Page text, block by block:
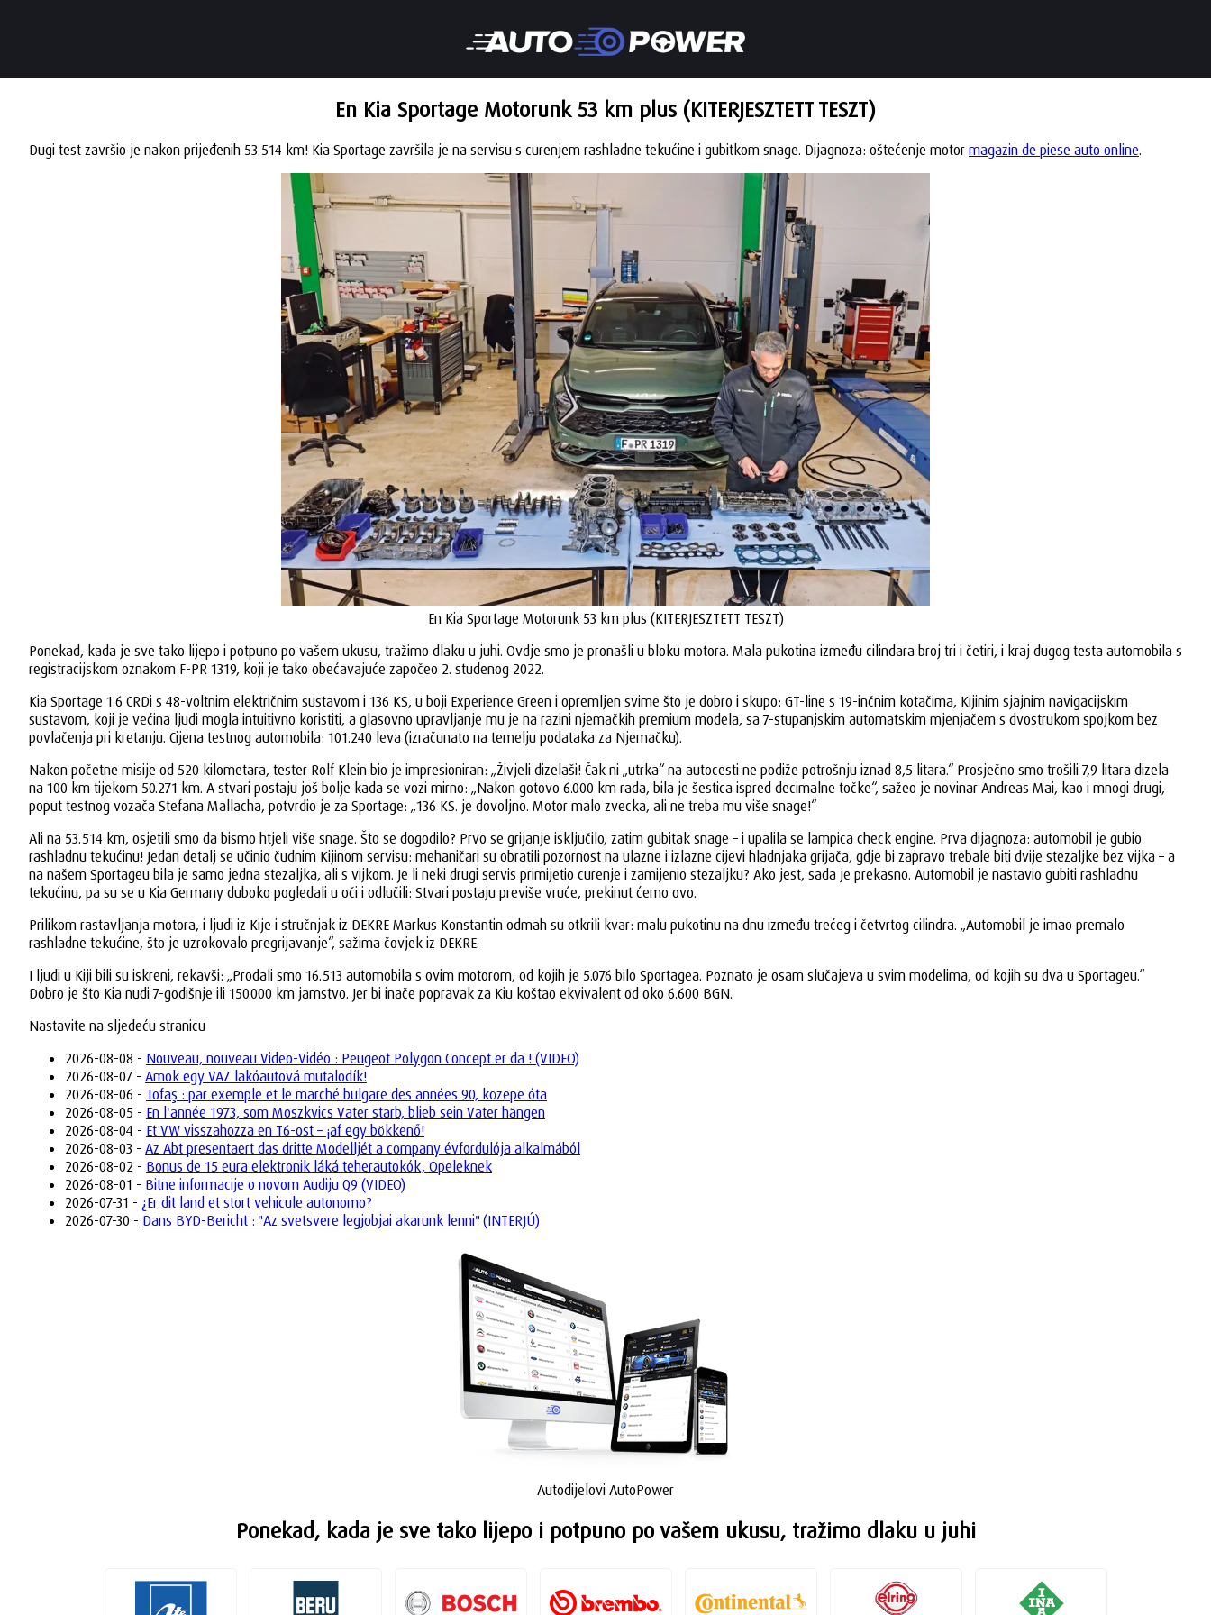
En Kia Sportage Motorunk 53 km plus (KITERJESZTETT TESZT)
Dugi test završio je nakon prijeđenih 53.514 km! Kia Sportage završila je na servisu s curenjem rashladne tekućine i gubitkom snage. Dijagnoza: oštećenje motor magazin de piese auto online.
En Kia Sportage Motorunk 53 km plus (KITERJESZTETT TESZT)
Ponekad, kada je sve tako lijepo i potpuno po vašem ukusu, tražimo dlaku u juhi. Ovdje smo je pronašli u bloku motora. Mala pukotina između cilindara broj tri i četiri, i kraj dugog testa automobila s
registracijskom oznakom F-PR 1319, koji je tako obećavajuće započeo 2. studenog 2022.
Kia Sportage 1.6 CRDi s 48-voltnim električnim sustavom i 136 KS, u boji Experience Green i opremljen svime što je dobro i skupo: GT-line s 19-inčnim kotačima, Kijinim sjajnim navigacijskim
sustavom, koji je većina ljudi mogla intuitivno koristiti, a glasovno upravljanje mu je na razini njemačkih premium modela, sa 7-stupanjskim automatskim mjenjačem s dvostrukom spojkom bez
povlačenja pri kretanju. Cijena testnog automobila: 101.240 leva (izračunato na temelju podataka za Njemačku).
Nakon početne misije od 520 kilometara, tester Rolf Klein bio je impresioniran: „Živjeli dizelaši! Čak ni „utrka“ na autocesti ne podiže potrošnju iznad 8,5 litara.“ Prosječno smo trošili 7,9 litara dizela
na 100 km tijekom 50.271 km. A stvari postaju još bolje kada se vozi mirno: „Nakon gotovo 6.000 km rada, bila je šestica ispred decimalne točke“, sažeo je novinar Andreas Mai, kao i mnogi drugi,
poput testnog vozača Stefana Mallacha, potvrdio je za Sportage: „136 KS. je dovoljno. Motor malo zvecka, ali ne treba mu više snage!“
Ali na 53.514 km, osjetili smo da bismo htjeli više snage. Što se dogodilo? Prvo se grijanje isključilo, zatim gubitak snage – i upalila se lampica check engine. Prva dijagnoza: automobil je gubio
rashladnu tekućinu! Jedan detalj se učinio čudnim Kijinom servisu: mehaničari su obratili pozornost na ulazne i izlazne cijevi hladnjaka grijača, gdje bi zapravo trebale biti dvije stezaljke bez vijka – a
na našem Sportageu bila je samo jedna stezaljka, ali s vijkom. Je li neki drugi servis primijetio curenje i zamijenio stezaljku? Ako jest, sada je prekasno. Automobil je nastavio gubiti rashladnu
tekućinu, pa su se u Kia Germany duboko pogledali u oči i odlučili: Stvari postaju previše vruće, prekinut ćemo ovo.
Prilikom rastavljanja motora, i ljudi iz Kije i stručnjak iz DEKRE Markus Konstantin odmah su otkrili kvar: malu pukotinu na dnu između trećeg i četvrtog cilindra. „Automobil je imao premalo
rashladne tekućine, što je uzrokovalo pregrijavanje“, sažima čovjek iz DEKRE.
I ljudi u Kiji bili su iskreni, rekavši: „Prodali smo 16.513 automobila s ovim motorom, od kojih je 5.076 bilo Sportagea. Poznato je osam slučajeva u svim modelima, od kojih su dva u Sportageu.“
Dobro je što Kia nudi 7-godišnje ili 150.000 km jamstvo. Jer bi inače popravak za Kiu koštao ekvivalent od oko 6.600 BGN.
Nastavite na sljedeću stranicu
2026-08-08 - Nouveau, nouveau Video-Vidéo : Peugeot Polygon Concept er da ! (VIDEO)
2026-08-07 - Amok egy VAZ lakóautová mutalodík!
2026-08-06 - Tofaş : par exemple et le marché bulgare des années 90, közepe óta
2026-08-05 - En l'année 1973, som Moszkvics Vater starb, blieb sein Vater hängen
2026-08-04 - Et VW visszahozza en T6-ost – ¡af egy bökkenő!
2026-08-03 - Az Abt presentaert das dritte Modelljét a company évfordulója alkalmából
2026-08-02 - Bonus de 15 eura elektronik láká teherautokók, Opeleknek
2026-08-01 - Bitne informacije o novom Audiju Q9 (VIDEO)
2026-07-31 - ¿Er dit land et stort vehicule autonomo?
2026-07-30 - Dans BYD-Bericht : "Az svetsvere legjobjai akarunk lenni" (INTERJÚ)
Autodijelovi AutoPower
Ponekad, kada je sve tako lijepo i potpuno po vašem ukusu, tražimo dlaku u juhi